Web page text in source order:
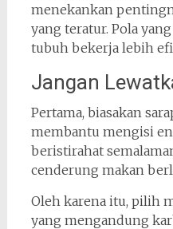
menekankan
yang teratur. Pola
tubuh bekerja lebih
Jangan
Pertama, biasakan
membantu mengisi
beristirahat
cenderung makan
Oleh karena itu, pilih
yang mengandung